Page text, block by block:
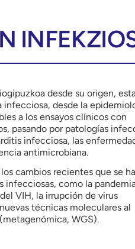
desde su origen,
infecciosa, desde la
a los ensayos clínicos con
pasando por patologías
infecciosa, las
antimicrobiana.
cambios recientes que se
infecciosas, como la
VIH, la irrupción de virus
técnicas moleculares al
WGS).